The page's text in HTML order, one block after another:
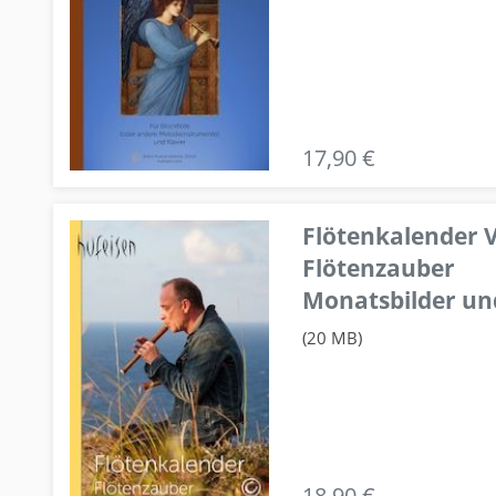
17,90 €
Flötenkalender
Flötenzauber
Monatsbilder
(20 MB)